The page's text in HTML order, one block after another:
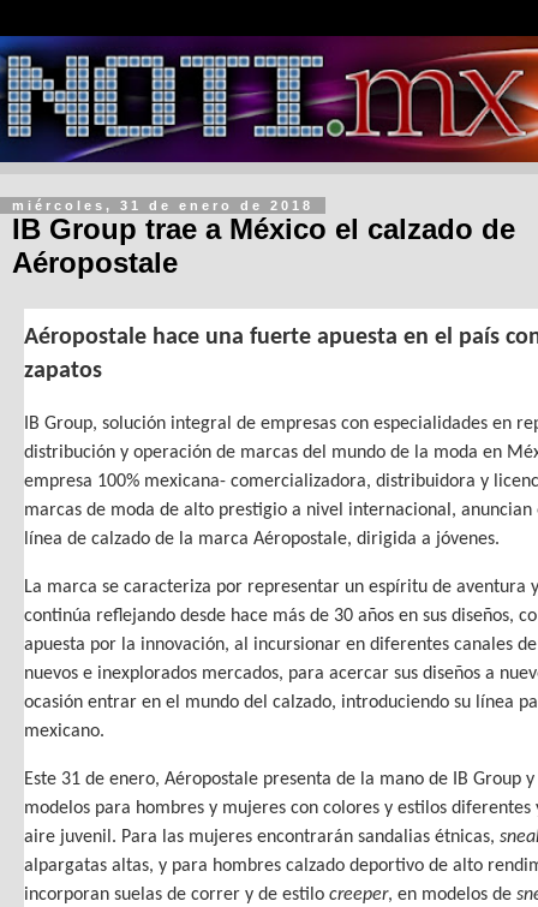
miércoles, 31 de enero de 2018
IB Group trae a México el calzado de
Aéropostale
Aéropostale hace una fuerte apuesta en el país
zapatos
IB Group, solución integral de empresas con especialidades en
distribución y operación de marcas del mundo de la moda en
empresa 100% mexicana- comercializadora, distribuidora y
marcas de moda de alto prestigio a nivel internacional,
línea de calzado de la marca Aéropostale, dirigida a jóvenes.
La marca se caracteriza por representar un espíritu de aventura
continúa reflejando desde hace más de 30 años en sus diseños,
apuesta por la innovación, al incursionar en diferentes canales
nuevos e inexplorados mercados, para acercar sus diseños a
ocasión entrar en el mundo del calzado, introduciendo su línea
mexicano.
Este 31 de enero, Aéropostale presenta de la mano de IB Group
modelos para hombres y mujeres con colores y estilos
aire juvenil. Para las mujeres encontrarán sandalias étnicas,
alpargatas altas, y para hombres calzado deportivo de alto
incorporan suelas de correr y de estilo creeper, en modelos de